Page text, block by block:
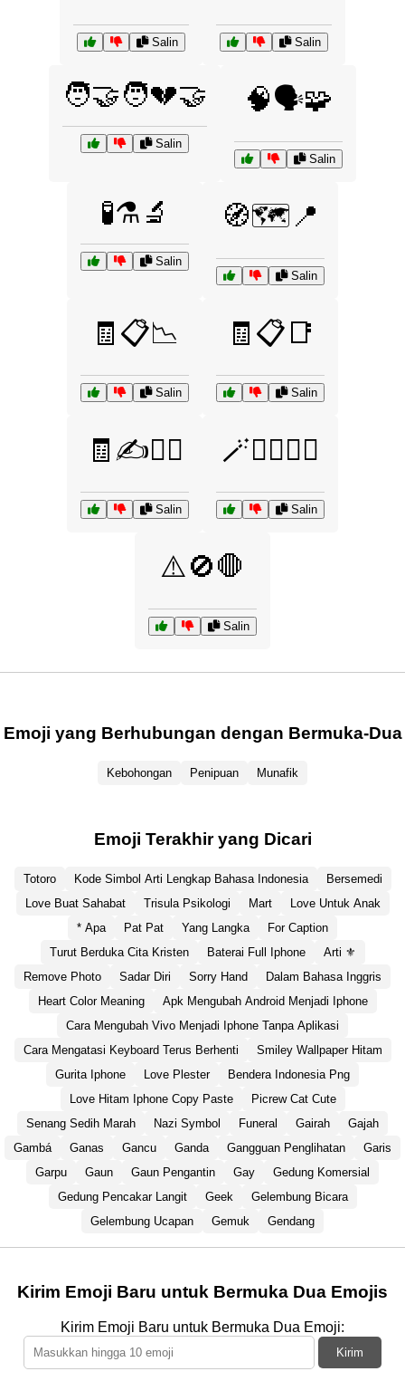
Salin Salin
🧑‍🤝‍🧑💔🤝
Salin
🧠🗣️🧩
Salin
🧪⚗️🔬
Salin
🧭🗺️📍
Salin
🧾📋📉
Salin
🧾📋📑
Salin
🧾✍️🕵️‍♀️
Salin
🪄🧙‍♀️🧝‍♂️
Salin
⚠️🚫🛑
Salin
Emoji yang Berhubungan dengan Bermuka-Dua
Kebohongan Penipuan Munafik
Emoji Terakhir yang Dicari
Totoro Kode Simbol Arti Lengkap Bahasa Indonesia
Bersemedi
Love Buat Sahabat
Trisula Psikologi Mart
Love Untuk Anak
* Apa
Pat Pat Yang Langka
For Caption
Turut Berduka Cita Kristen
Baterai Full Iphone
Arti ⚜️
Remove Photo
Sadar Diri Sorry Hand
Dalam Bahasa Inggris
Heart Color Meaning
Apk Mengubah Android Menjadi Iphone
Cara Mengubah Vivo Menjadi Iphone Tanpa Aplikasi
Cara Mengatasi Keyboard Terus Berhenti
Smiley Wallpaper Hitam
Gurita Iphone
Love Plester
Bendera Indonesia Png
Love Hitam Iphone Copy Paste
Picrew Cat Cute
Senang Sedih Marah
Nazi Symbol Funeral Gairah
Gajah
Gambá
Ganas Gancu Ganda Gangguan Penglihatan
Garis
Garpu
Gaun Gaun Pengantin Gay
Gedung Komersial
Gedung Pencakar Langit
Geek
Gelembung Bicara
Gelembung Ucapan
Gemuk Gendang
Kirim Emoji Baru untuk Bermuka Dua Emojis
Kirim Emoji Baru untuk Bermuka Dua Emoji:
Kirim